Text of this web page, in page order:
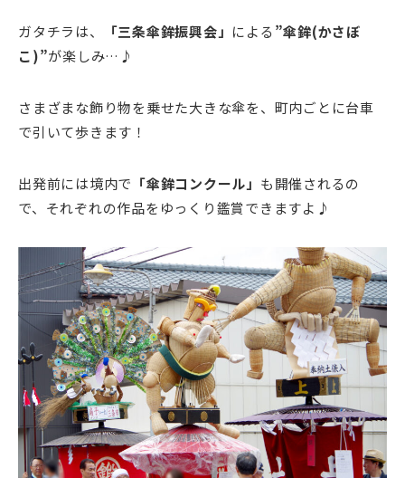
ガタチラは、 「三条傘鉾振興会」 による ”傘鉾(かさぼ
こ)”が楽しみ…♪
さまざまな飾り物を乗せた大きな傘を、町内ごとに台車
で引いて歩きます！
出発前には境内で 「傘鉾コンクール」 も開催されるの
で、それぞれの作品をゆっくり鑑賞できますよ♪